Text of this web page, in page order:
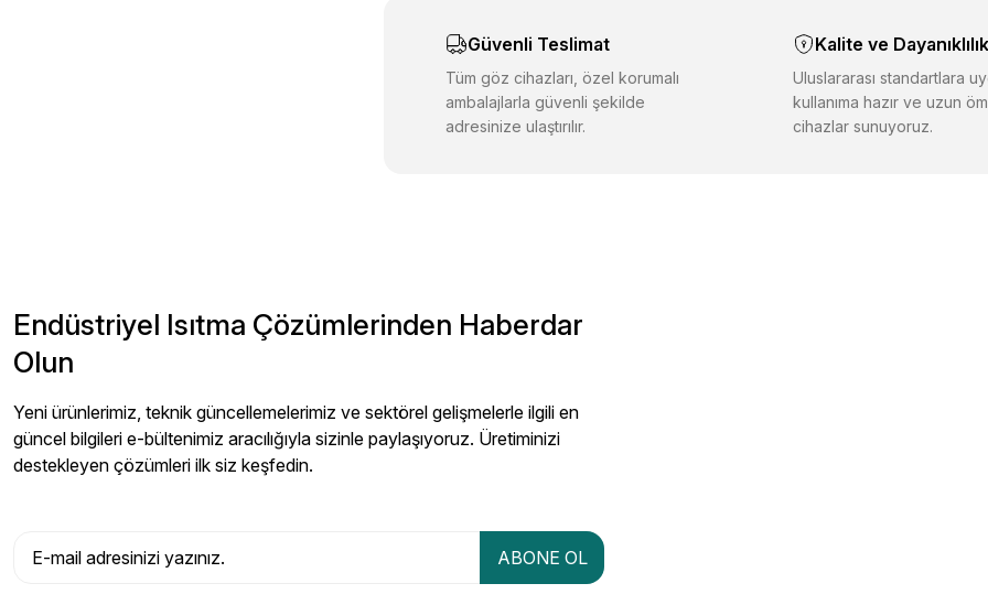
Güvenli Teslimat
Tüm göz cihazları, özel korumalı
ambalajlarla güvenli şekilde
adresinize ulaştırılır.
Kalite ve Dayanıklılık
Uluslararası standartlara
kullanıma hazır ve uzun
cihazlar sunuyoruz.
Endüstriyel Isıtma Çözümlerinden Haberdar
Olun
Yeni ürünlerimiz, teknik güncellemelerimiz ve sektörel gelişmelerle ilgili en
güncel bilgileri e-bültenimiz aracılığıyla sizinle paylaşıyoruz. Üretiminizi
destekleyen çözümleri ilk siz keşfedin.
ABONE OL